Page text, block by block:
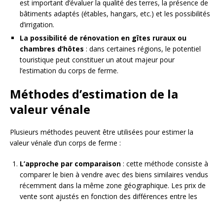
est important d’évaluer la qualité des terres, la présence de
bâtiments adaptés (étables, hangars, etc.) et les possibilités
d’irrigation.
La possibilité de rénovation en gîtes ruraux ou
chambres d’hôtes : dans certaines régions, le potentiel
touristique peut constituer un atout majeur pour
l’estimation du corps de ferme.
Méthodes d’estimation de la
valeur vénale
Plusieurs méthodes peuvent être utilisées pour estimer la
valeur vénale d’un corps de ferme :
L’approche par comparaison : cette méthode consiste à
comparer le bien à vendre avec des biens similaires vendus
récemment dans la même zone géographique. Les prix de
vente sont ajustés en fonction des différences entre les